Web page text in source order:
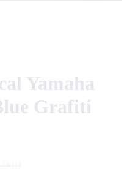
Yamaha
Grafiti